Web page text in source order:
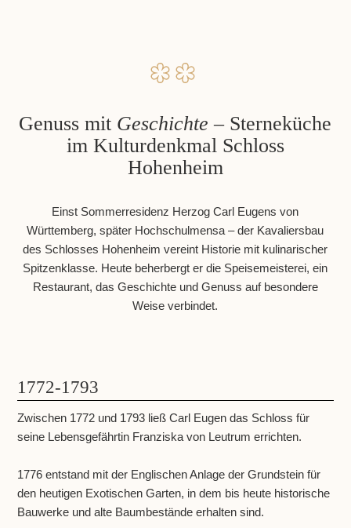
Genuss mit Geschichte– Sterneküche
im Kulturdenkmal Schloss
Hohenheim
Einst Sommerresidenz Herzog Carl Eugens von
Württemberg, später Hochschulmensa – der Kavaliersbau
des Schlosses Hohenheim vereint Historie mit kulinarischer
Spitzenklasse. Heute beherbergt er die Speisemeisterei, ein
Restaurant, das Geschichte und Genuss auf besondere
Weise verbindet.
1772-1793
Zwischen 1772 und 1793 ließ Carl Eugen das Schloss für
seine Lebensgefährtin Franziska von Leutrum errichten.
1776 entstand mit der Englischen Anlage der Grundstein für
den heutigen Exotischen Garten, in dem bis heute historische
Bauwerke und alte Baumbestände erhalten sind.